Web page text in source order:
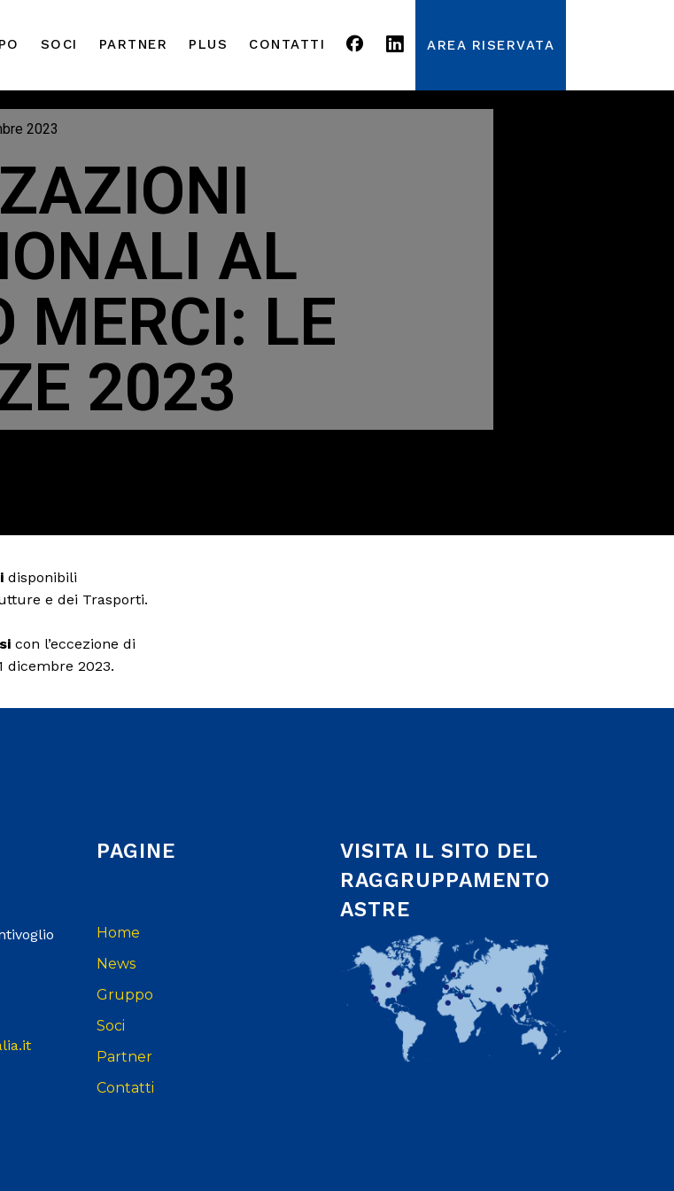
SOCI PARTNER PLUS CONTATTI AREA RISERVATA
2023
AL
MERCI: LE
2023
disponibili
e dei Trasporti.
con l’eccezione di
dicembre 2023.
PAGINE
Home
News
Gruppo
Soci
Partner
Contatti
VISITA IL SITO DEL
RAGGRUPPAMENTO
ASTRE